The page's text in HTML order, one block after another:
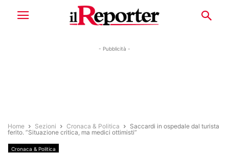
- Pubblicità -
Home Sezioni Cronaca & Politica
Saccardi in ospedale dal turista
ferito. ”Situazione critica, ma medici ottimisti”
Cronaca & Politica